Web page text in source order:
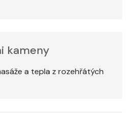
kameny
a tepla z rozehřátých